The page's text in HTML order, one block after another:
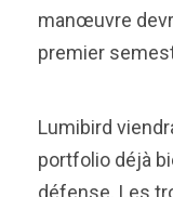
manœuvre
premier
Lumibird
portfolio déjà
défense. Les